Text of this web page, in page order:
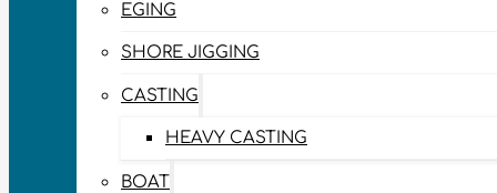
EGING
SHORE JIGGING
CASTING
HEAVY CASTING
BOAT